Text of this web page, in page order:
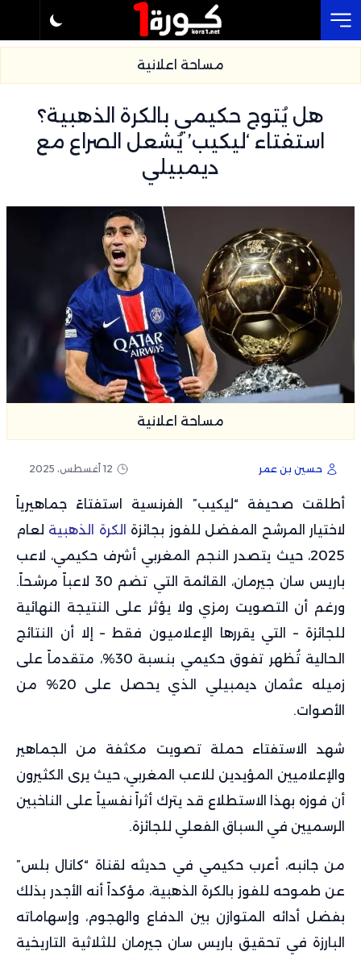
مساحة اعلانية
هل يُتوج حكيمي بالكرة الذهبية؟
استفتاء ‘ليكيب’ يُشعل الصراع مع
ديمبيلي
مساحة اعلانية
حسين بن عمر 12 أغسطس، 2025
أطلقت صحيفة “ليكيب” الفرنسية استفتاءً جماهيرياً
لاختيار المرشح المفضل للفوز بجائزة
الكرة الذهبية لعام
2025، حيث يتصدر النجم المغربي أشرف حكيمي، لاعب
باريس سان جيرمان، القائمة التي تضم 30 لاعباً مرشحاً.
ورغم أن التصويت رمزي ولا يؤثر على النتيجة النهائية
للجائزة – التي يقررها الإعلاميون فقط – إلا أن النتائج
الحالية تُظهر تفوق حكيمي بنسبة 30%، متقدماً على
زميله عثمان ديمبيلي الذي يحصل على 20% من
الأصوات.
شهد الاستفتاء حملة تصويت مكثفة من الجماهير
والإعلاميين المؤيدين للاعب المغربي، حيث يرى الكثيرون
أن فوزه بهذا الاستطلاع قد يترك أثراً نفسياً على الناخبين
الرسميين في السباق الفعلي للجائزة.
من جانبه، أعرب حكيمي في حديثه لقناة “كانال بلس”
عن طموحه للفوز بالكرة الذهبية، مؤكداً أنه الأجدر بذلك
بفضل أدائه المتوازن بين الدفاع والهجوم، وإسهاماته
البارزة في تحقيق باريس سان جيرمان للثلاثية التاريخية